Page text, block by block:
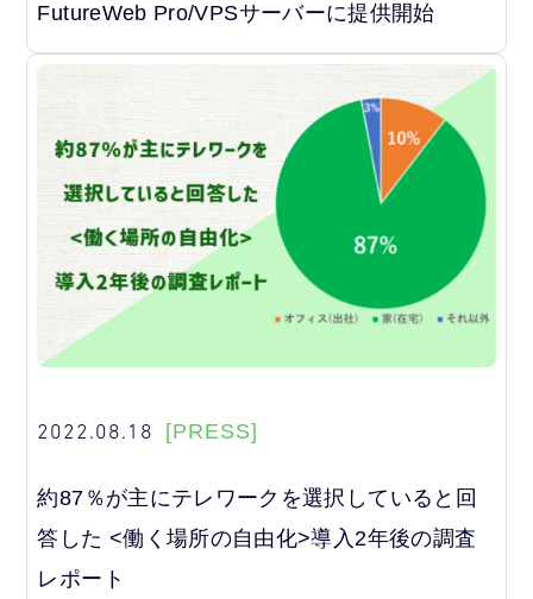
FutureWeb Pro/VPSサーバーに提供開始
2022.08.18 [PRESS]
約87％が主にテレワークを選択していると回
答した <働く場所の自由化>導入2年後の調査
レポート